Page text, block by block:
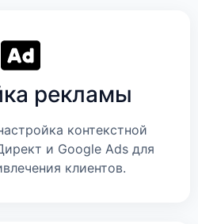
рекламы
контекстной
и Google Ads для
клиентов.